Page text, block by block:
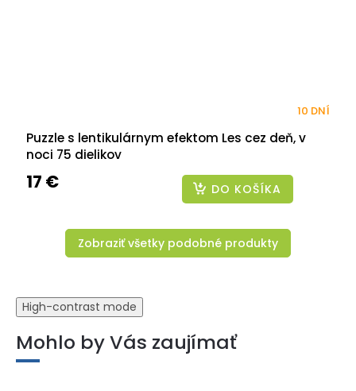
Puzzle s lentikulárnym efektom Les cez deň, v
noci 75 dielikov
10 DNÍ
17 € DO KOŠÍKA
Zobraziť všetky podobné produkty
High-contrast mode
Mohlo by Vás zaujímať